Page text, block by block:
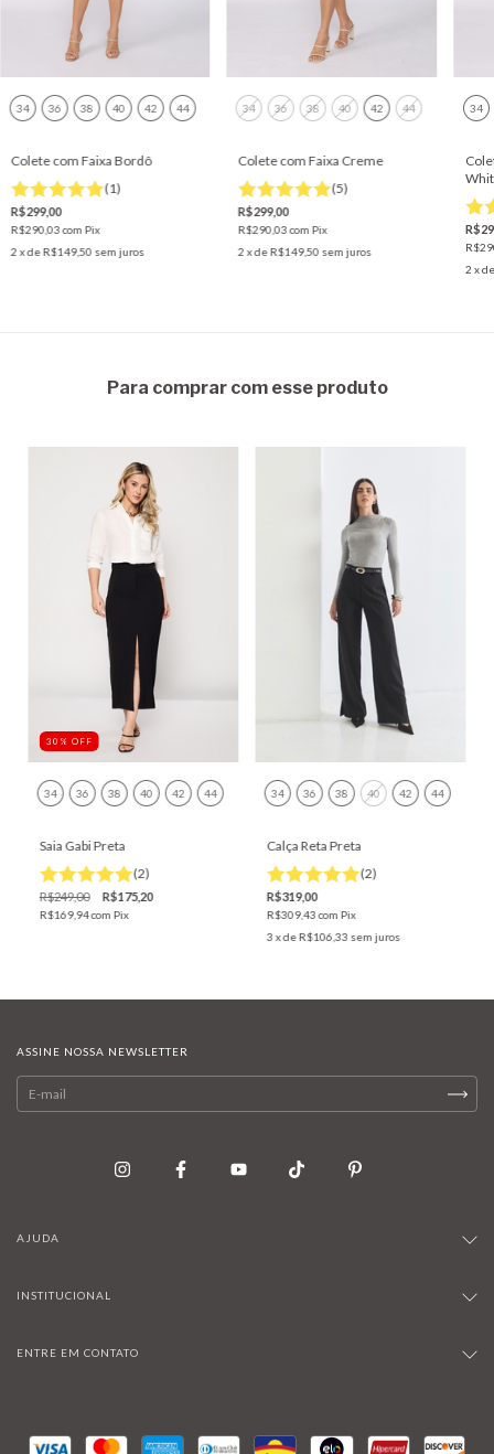
34 36 38 40 42 44
Colete com Faixa Bordô
(1)
R$299,00
R$290,03com Pix
2 x deR$149,50 sem juros
34 36 38 40 42 44
Colete com Faixa Creme
(5)
R$299,00
R$290,03com Pix
2 x deR$149,50 sem juros
34
2 x
Para comprar com esse produto
30 % OFF
34 36 38 40 42 44
Saia Gabi Preta
(2)
R$249,00 R$175,20
R$169,94com Pix
34 36 38 40 42 44
Calça Reta Preta
(2)
R$319,00
R$309,43com Pix
3 x deR$106,33 sem juros
ASSINE NOSSA NEWSLETTER
AJUDA
INSTITUCIONAL
ENTRE EM CONTATO